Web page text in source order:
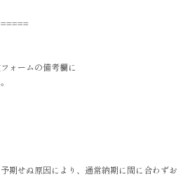
ォームの備考欄に
期せぬ原因により、通常納期に間に合わずお